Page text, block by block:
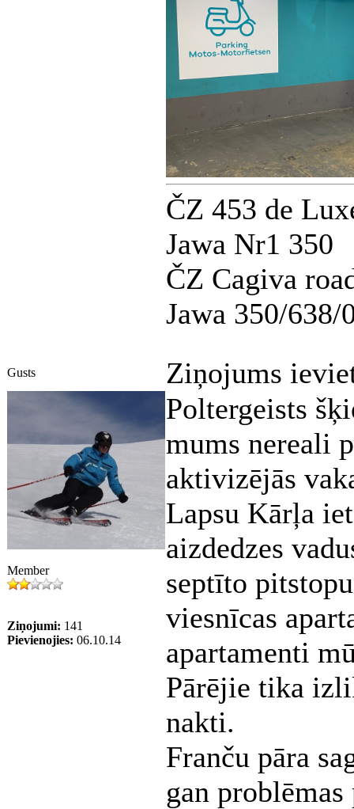
ČZ 453 de
Jawa Nr1 350
ČZ Cagiva
Jawa 350/638/
Gusts Ziņojums
Member
Ziņojumi: 141
Pievienojies: 06.10.14
Poltergeists
mums nereali
aktivizējās
Lapsu Kārļa
aizdedzes
septīto
viesnīcas
apartamenti
Pārējie tika
nakti.
Franču pāra
gan